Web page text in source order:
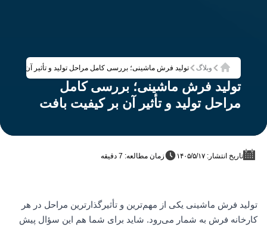
خانه
وبلاگ تولید فرش ماشینی؛ بررسی کامل مراحل تولید و تأثیر آن بر
تولید فرش ماشینی؛ بررسی کامل
مراحل تولید و تأثیر آن بر کیفیت بافت
تاریخ انتشار: ۱۴۰۵/۵/۱۷ زمان مطالعه: 7 دقیقه
تولید فرش ماشینی یکی از مهم‌ترین و تأثیرگذارترین مراحل در هر
کارخانه فرش به شمار می‌رود. شاید برای شما هم این سؤال پیش